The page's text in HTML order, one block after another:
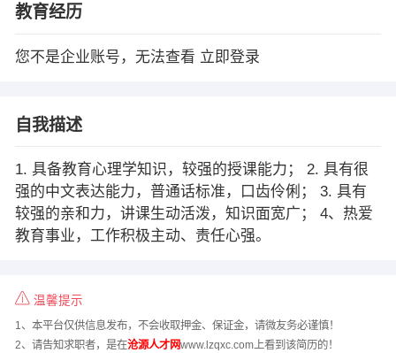
教育经历
您不是企业账号，无法查看 立即登录
自我描述
1. 具备教育心理学知识，较强的授课能力； 2. 具有很
强的中文表达能力，普通话标准，口齿伶俐； 3. 具有
较强的亲和力，讲课生动活泼，知识面宽广； 4、热爱
教育事业，工作积极主动、责任心强。
温馨提示
1、本平台仅供信息发布，不会收取押金、保证金，请微友务必谨慎！
2、请告知求职者，是在沧源人才网www.lzqxc.com上看到该简历的！